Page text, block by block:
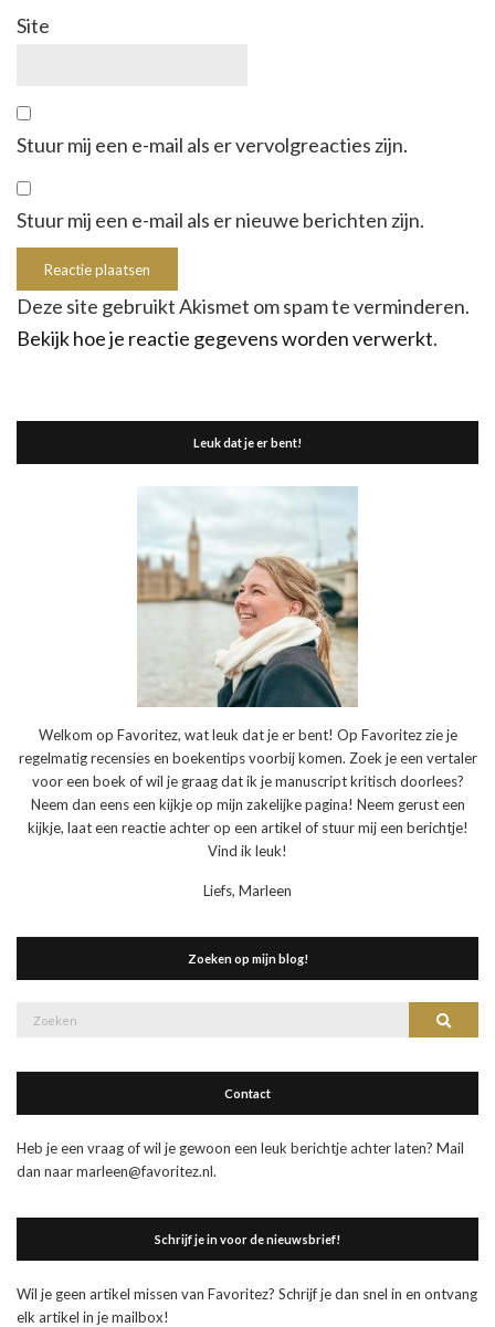
Site
Stuur mij een e-mail als er vervolgreacties zijn.
Stuur mij een e-mail als er nieuwe berichten zijn.
Deze site gebruikt Akismet om spam te verminderen.
Bekijk hoe je reactie gegevens worden verwerkt.
Leuk dat je er bent!
Welkom op Favoritez, wat leuk dat je er bent! Op Favoritez zie je
regelmatig recensies en boekentips voorbij komen. Zoek je een vertaler
voor een boek of wil je graag dat ik je manuscript kritisch doorlees?
Neem dan eens een kijkje op mijn zakelijke pagina! Neem gerust een
kijkje, laat een reactie achter op een artikel of stuur mij een berichtje!
Vind ik leuk!
Liefs, Marleen
Zoeken op mijn blog!
Contact
Heb je een vraag of wil je gewoon een leuk berichtje achter laten? Mail
dan naar marleen@favoritez.nl.
Schrijf je in voor de nieuwsbrief!
Wil je geen artikel missen van Favoritez? Schrijf je dan snel in en ontvang
elk artikel in je mailbox!